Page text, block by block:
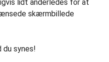
lidt anderledes for at
skærmbillede
du synes!